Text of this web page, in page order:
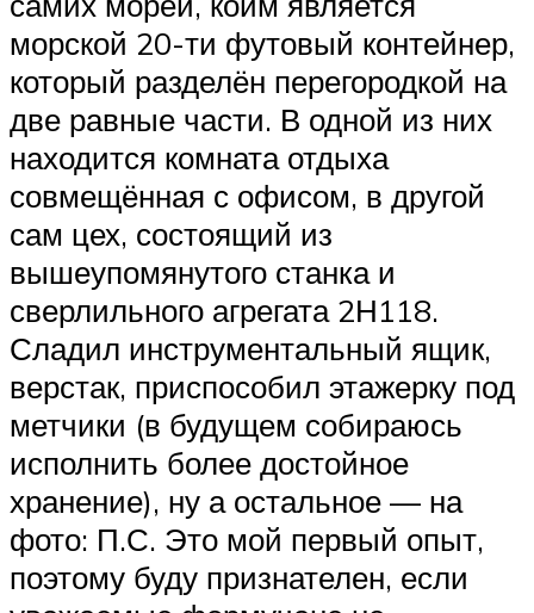
морской 20-ти футовый контейнер,
который разделён перегородкой на
две равные части. В одной из них
находится комната отдыха
совмещённая с офисом, в другой
сам цех, состоящий из
вышеупомянутого станка и
сверлильного агрегата 2Н118.
Сладил инструментальный ящик,
верстак, приспособил этажерку под
метчики (в будущем собираюсь
исполнить более достойное
хранение), ну а остальное — на
фото: П.С. Это мой первый опыт,
поэтому буду признателен, если